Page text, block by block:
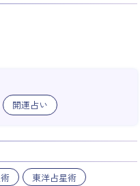
開運占い
東洋占星術